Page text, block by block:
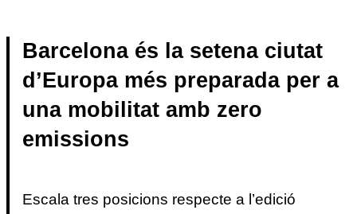
Barcelona és la setena ciutat
d’Europa més preparada per a
una mobilitat amb zero
emissions
Escala tres posicions respecte a l’edició